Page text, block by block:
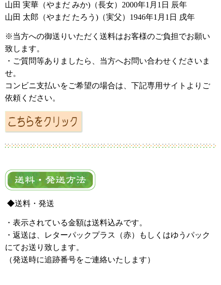
山田 実華（やまだ みか)（長女）2000年1月1日 辰年
山田 太郎（やまだ たろう)（実父）1946年1月1日 戌年
※当方への御送りいただく送料はお客様のご負担でお願い
致します。
・ご質問等ありましたら、当方へお問い合わせくださいま
せ。
コンビニ支払いをご希望の場合は、下記専用サイトよりご
依頼ください。
◆送料・発送
・表示されている金額は送料込みです。
・返送は、レターパックプラス（赤）もしくはゆうパック
にてお送り致します。
（発送時に追跡番号をご連絡いたします）